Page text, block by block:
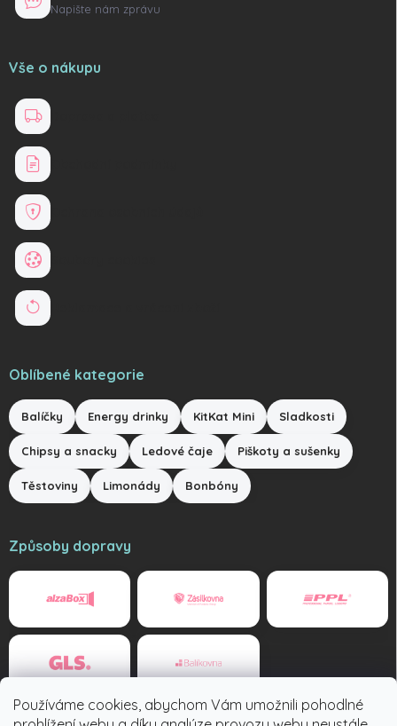
Používáme cookies, abychom Vám umožnili pohodlné
Napište nám zprávu
Vše o nákupu
Oblíbené kategorie
Balíčky Energy drinky KitKat Mini Sladkosti
Chipsy a snacky Ledové čaje Piškoty a sušenky
Těstoviny Limonády Bonbóny
Způsoby dopravy
Způsoby platby